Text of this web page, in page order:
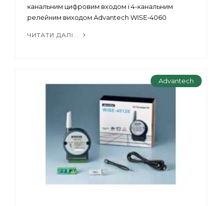
канальним цифровим входом і 4-канальним
релейним виходом Advantech WISE-4060
ЧИТАТИ ДАЛІ...
Advantech